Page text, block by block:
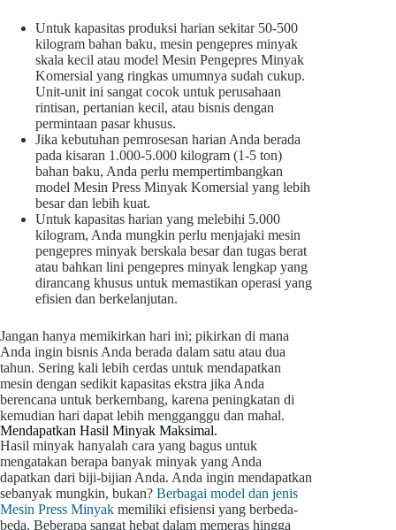
Untuk kapasitas produksi harian sekitar 50-500
kilogram bahan baku, mesin pengepres minyak
skala kecil atau model Mesin Pengepres Minyak
Komersial yang ringkas umumnya sudah cukup.
Unit-unit ini sangat cocok untuk perusahaan
rintisan, pertanian kecil, atau bisnis dengan
permintaan pasar khusus.
Jika kebutuhan pemrosesan harian Anda berada
pada kisaran 1.000-5.000 kilogram (1-5 ton)
bahan baku, Anda perlu mempertimbangkan
model Mesin Press Minyak Komersial yang lebih
besar dan lebih kuat.
Untuk kapasitas harian yang melebihi 5.000
kilogram, Anda mungkin perlu menjajaki mesin
pengepres minyak berskala besar dan tugas berat
atau bahkan lini pengepres minyak lengkap yang
dirancang khusus untuk memastikan operasi yang
efisien dan berkelanjutan.
Jangan hanya memikirkan hari ini; pikirkan di mana
Anda ingin bisnis Anda berada dalam satu atau dua
tahun. Sering kali lebih cerdas untuk mendapatkan
mesin dengan sedikit kapasitas ekstra jika Anda
berencana untuk berkembang, karena peningkatan di
kemudian hari dapat lebih mengganggu dan mahal.
Mendapatkan Hasil Minyak Maksimal.
Hasil minyak hanyalah cara yang bagus untuk
mengatakan berapa banyak minyak yang Anda
dapatkan dari biji-bijian Anda. Anda ingin mendapatkan
sebanyak mungkin, bukan? Berbagai model dan jenis
Mesin Press Minyak memiliki efisiensi yang berbeda-
beda. Beberapa sangat hebat dalam memeras hingga